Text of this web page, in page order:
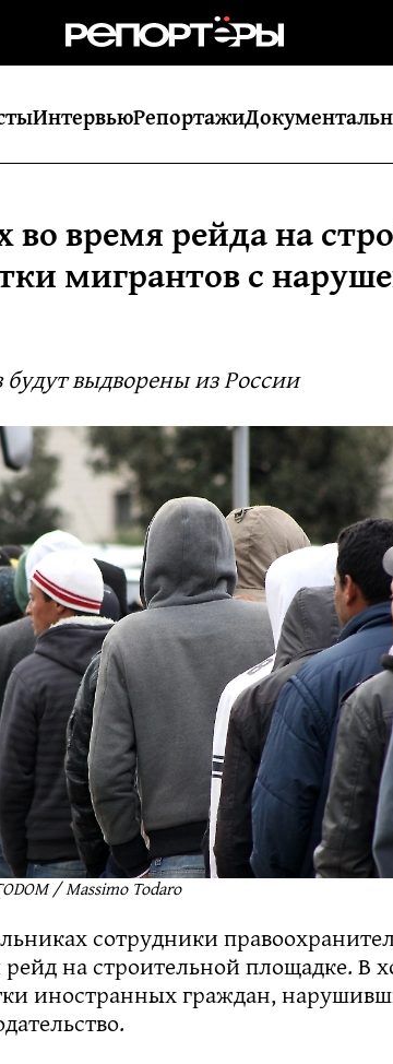
ИнтервьюРепортажи
во время рейда на
мигрантов с
будут выдворены из России
/ Massimo Todaro
сотрудники
на строительной площадке. В
иностранных граждан,